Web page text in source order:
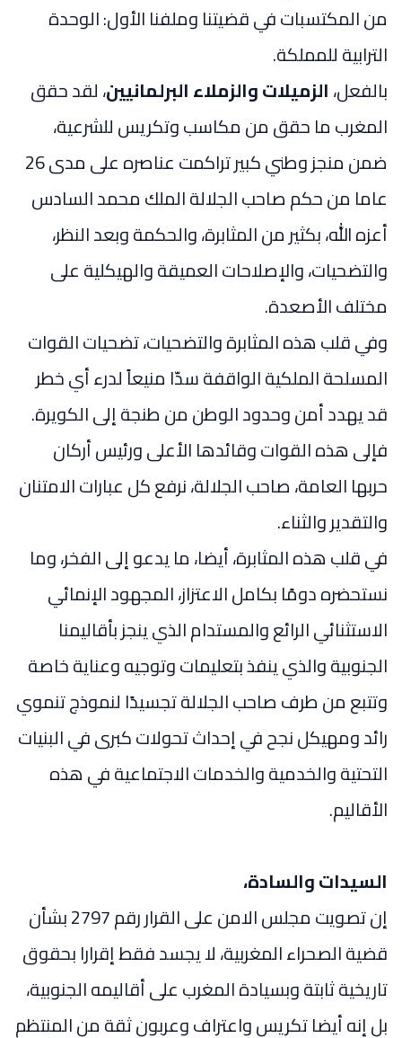
من المكتسبات في قضيتنا وملفنا الأول: الوحدة
الترابية للمملكة.
بالفعل،الزميلات والزملاءالبرلمانيين، لقد حقق
المغرب ما حقق من مكاسب وتكريس للشرعية،
ضمن منجز وطني كبير تراكمت عناصره على مدى 26
عاما من حكم صاحب الجلالة الملك محمد السادس
أعزه الله، بكثير من المثابرة، والحكمة وبعد النظر،
والتضحيات، والإصلاحات العميقة والهيكلية على
مختلف الأصعدة.
وفي قلب هذه المثابرة والتضحيات، تضحيات القوات
المسلحة الملكية الواقفة سدّا منيعاً لدرء أي خطر
قد يهدد أمن وحدود الوطن من طنجة إلى الكويرة.
فإلى هذه القوات وقائدها الأعلى ورئيس أركان
حربها العامة، صاحب الجلالة، نرفع كل عبارات الامتنان
والتقدير والثناء.
في قلب هذه المثابرة، أيضا، ما يدعو إلى الفخر، وما
نستحضره دومًا بكامل الاعتزاز، المجهود الإنمائي
الاستثنائي الرائع والمستدام الذي ينجز بأقاليمنا
الجنوبية والذي ينفذ بتعليمات وتوجيه وعناية خاصة
وتتبع من طرف صاحب الجلالة تجسيدًا لنموذج تنموي
رائد ومهيكل نجح في إحداث تحولات كبرى في البنيات
التحتية والخدمية والخدمات الاجتماعية في هذه
الأقاليم.
السيدات والسادة،
إن تصويت مجلس الامن على القرار رقم 2797 بشأن
قضية الصحراء المغربية، لا يجسد فقط إقرارا بحقوق
تاريخية ثابتة وبسيادة المغرب على أقاليمه الجنوبية،
بل إنه أيضا تكريس واعتراف وعربون ثقة من المنتظم